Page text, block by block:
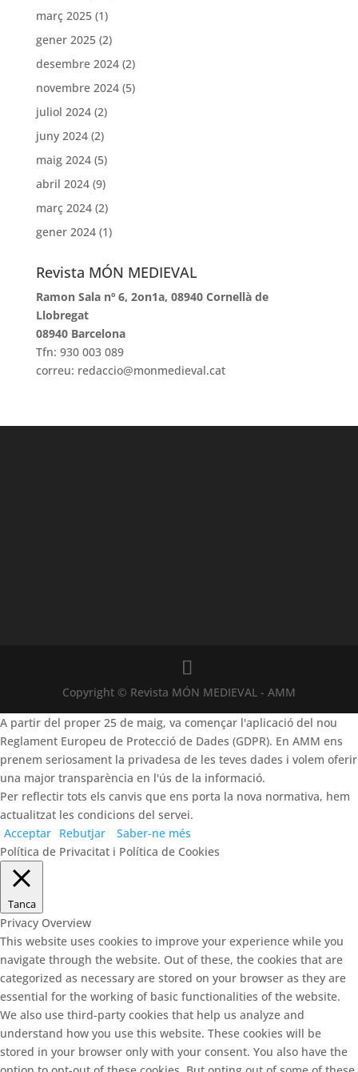
març 2025(1)
gener 2025(2)
desembre 2024(2)
novembre 2024(5)
juliol 2024(2)
juny 2024(2)
maig 2024(5)
abril 2024(9)
març 2024(2)
gener 2024(1)
Revista MÓN MEDIEVAL
Ramon Sala nº 6, 2on1a, 08940 Cornellà de
Llobregat
08940 Barcelona
Tfn: 930 003 089
correu: redaccio@monmedieval.cat
Copyright © Revista MÓN MEDIEVAL - AMM
A partir del proper 25 de maig, va començar l'aplicació del nou
Reglament Europeu de Protecció de Dades (GDPR). En AMM ens
prenem seriosament la privadesa de les teves dades i volem oferir
una major transparència en l'ús de la informació.
Per reflectir tots els canvis que ens porta la nova normativa, hem
actualitzat les condicions del servei.
Acceptar Rebutjar
Saber-ne més
Política de Privacitat i Política de Cookies
Tanca
Privacy Overview
This website uses cookies to improve your experience while you
navigate through the website. Out of these, the cookies that are
categorized as necessary are stored on your browser as they are
essential for the working of basic functionalities of the website.
We also use third-party cookies that help us analyze and
understand how you use this website. These cookies will be
stored in your browser only with your consent. You also have the